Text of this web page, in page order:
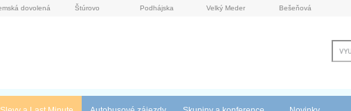
dovolená Štúrovo Podhájska Velký Meder Bešeňová